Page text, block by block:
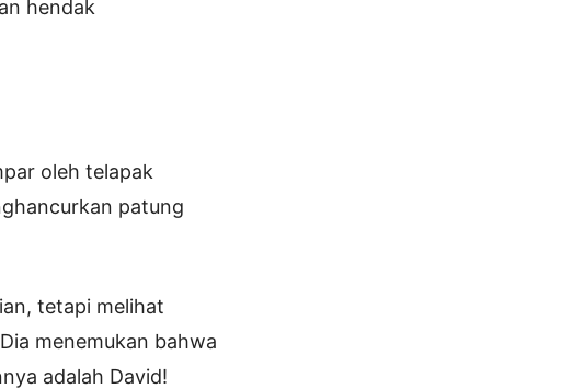
hendak
oleh telapak
patung
tetapi melihat
menemukan bahwa
adalah David!